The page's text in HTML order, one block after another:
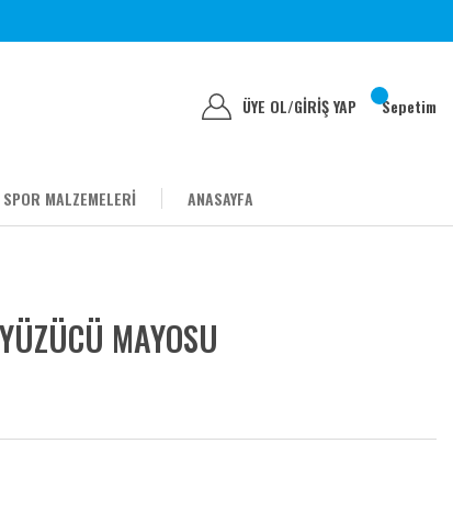
ÜYE OL/GİRİŞ YAP Sepetim
SPOR MALZEMELERİ ANASAYFA
MAYOSU